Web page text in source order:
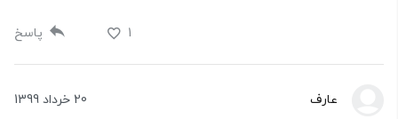
1 پاسخ
عارف 20 خرداد 1399